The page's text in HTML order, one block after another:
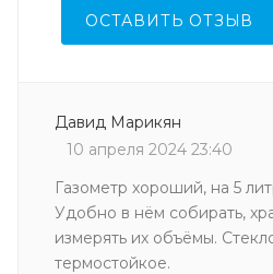
ОСТАВИТЬ ОТЗЫВ
Давид Марикян
10 апреля 2024 23:40
Газометр хороший, на 5
Удобно в нём собирать,
измерять их объёмы.
термостойкое.